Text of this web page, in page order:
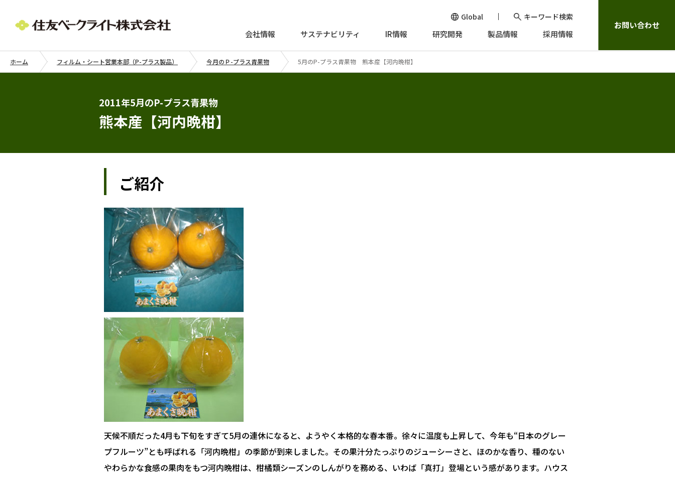
Global キーワード検索
会社情報 サステナビリティ IR情報 研究開発 製品情報 採用情報
お問い合わせ
ホーム フィルム・シート営業本部（P-プラス製品） 今月のＰ-プラス青果物 5月のP-プラス青果物 熊本産【河内晩柑】
2011年5月のP-プラス青果物
熊本産【河内晩柑】
ご紹介
天候不順だった4月も下旬をすぎて5月の連休になると、ようやく本格的な春本番。徐々に温度も上昇して、今年も“日本のグレー
プフルーツ”とも呼ばれる「河内晩柑」の季節が到来しました。その果汁分たっぷりのジューシーさと、ほのかな香り、種のない
やわらかな食感の果肉をもつ河内晩柑は、柑橘類シーズンのしんがりを務める、いわば「真打」登場という感があります。ハウス